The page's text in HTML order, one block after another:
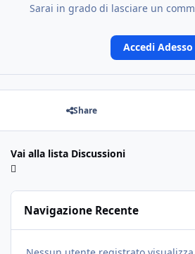
Sarai in grado di lasciare un
Accedi Adesso
Share
Vai alla lista Discussioni
Navigazione Recente